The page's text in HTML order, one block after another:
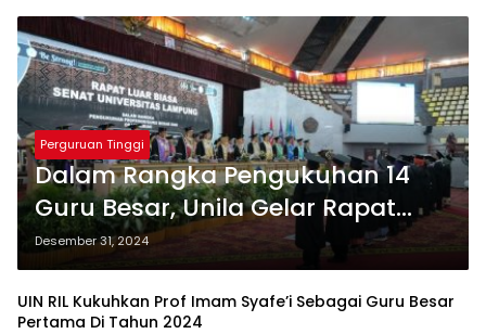
Perguruan Tinggi
Dalam Rangka Pengukuhan 14
Guru Besar, Unila Gelar Rapat
Senar Luar Biasa
Desember 31, 2024
UIN RIL Kukuhkan Prof Imam Syafe’i Sebagai Guru Besar
Pertama Di Tahun 2024